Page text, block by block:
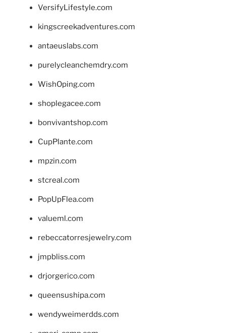
VersifyLifestyle.com
kingscreekadventures.com
antaeuslabs.com
purelycleanchemdry.com
WishOping.com
shoplegacee.com
bonvivantshop.com
CupPlante.com
mpzin.com
stcreal.com
PopUpFlea.com
valueml.com
rebeccatorresjewelry.com
jmpbliss.com
drjorgerico.com
queensushipa.com
wendyweimerdds.com